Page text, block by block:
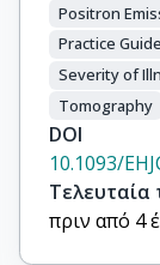
Positron
Practice
Severity of
Tomography
DOI
10.1093/
πριν από 4